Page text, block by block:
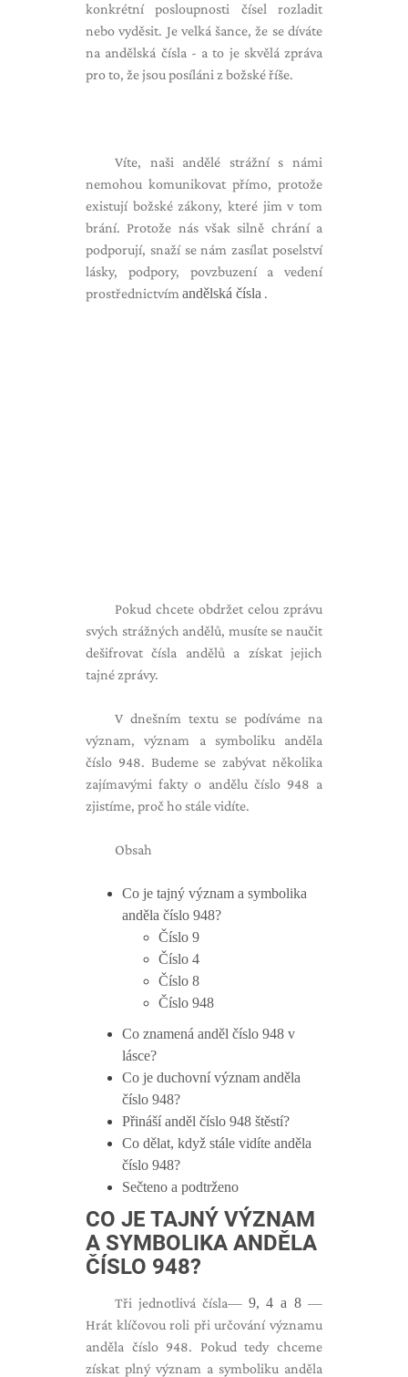
konkrétní posloupnosti čísel rozladit
nebo vyděsit. Je velká šance, že se díváte
na andělská čísla - a to je skvělá zpráva
pro to, že jsou posíláni z božské říše.
Víte, naši andělé strážní s námi
nemohou komunikovat přímo, protože
existují božské zákony, které jim v tom
brání. Protože nás však silně chrání a
podporují, snaží se nám zasílat poselství
lásky, podpory, povzbuzení a vedení
prostřednictvím andělská čísla .
Pokud chcete obdržet celou zprávu
svých strážných andělů, musíte se naučit
dešifrovat čísla andělů a získat jejich
tajné zprávy.
V dnešním textu se podíváme na
význam, význam a symboliku anděla
číslo 948. Budeme se zabývat několika
zajímavými fakty o andělu číslo 948 a
zjistíme, proč ho stále vidíte.
Obsah
Co je tajný význam a symbolika
anděla číslo 948?
Číslo 9
Číslo 4
Číslo 8
Číslo 948
Co znamená anděl číslo 948 v
lásce?
Co je duchovní význam anděla
číslo 948?
Přináší anděl číslo 948 štěstí?
Co dělat, když stále vidíte anděla
číslo 948?
Sečteno a podtrženo
CO JE TAJNÝ VÝZNAM
A SYMBOLIKA ANDĚLA
ČÍSLO 948?
Tři jednotlivá čísla— 9, 4 a 8 —
Hrát klíčovou roli při určování významu
anděla číslo 948. Pokud tedy chceme
získat plný význam a symboliku anděla